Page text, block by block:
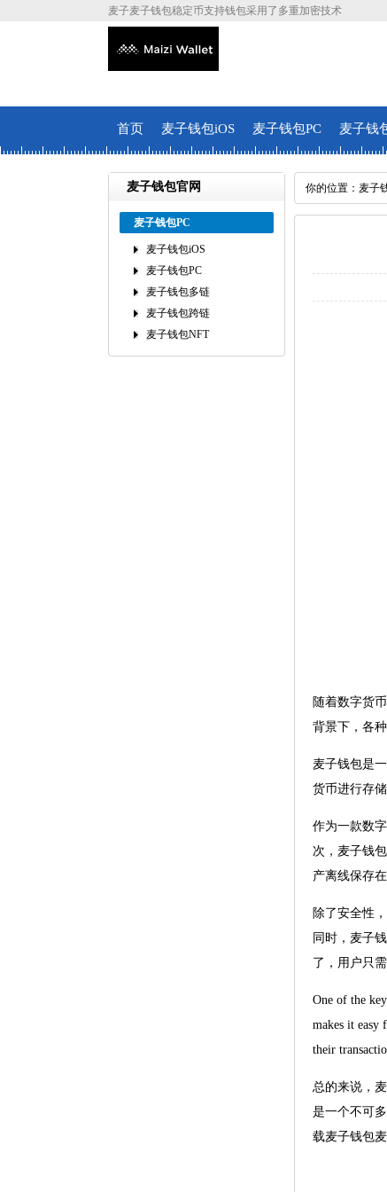
麦子麦子钱包稳定币支持钱包采用了多重加密技术
首页 麦子钱包iOS 麦子钱包PC 麦子钱
麦子钱包官网
麦子钱包PC
麦子钱包iOS
麦子钱包PC
麦子钱包多链
麦子钱包跨链
麦子钱包NFT
你的位置： 麦子
随着数字货
背景下，各
麦子钱包是
货币进行存
作为一款数
次，麦子钱
产离线保存
除了安全性
同时，麦子
了，用户只
One of the
makes it easy
their
总的来说，
是一个不可
载麦子钱包